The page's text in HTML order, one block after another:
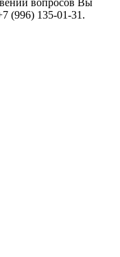
(996) 135-01-31.